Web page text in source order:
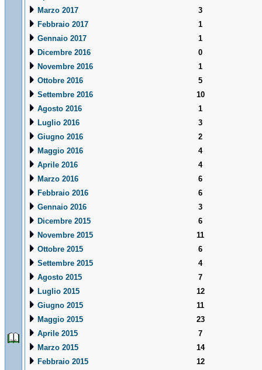
Marzo 2017
3
Febbraio 2017
1
Gennaio 2017
1
Dicembre 2016
0
Novembre 2016
1
Ottobre 2016
5
Settembre 2016
10
Agosto 2016
1
Luglio 2016
3
Giugno 2016
2
Maggio 2016
4
Aprile 2016
4
Marzo 2016
6
Febbraio 2016
6
Gennaio 2016
3
Dicembre 2015
6
Novembre 2015
11
Ottobre 2015
6
Settembre 2015
4
Agosto 2015
7
Luglio 2015
12
Giugno 2015
11
Maggio 2015
23
Aprile 2015
7
Marzo 2015
14
Febbraio 2015
12